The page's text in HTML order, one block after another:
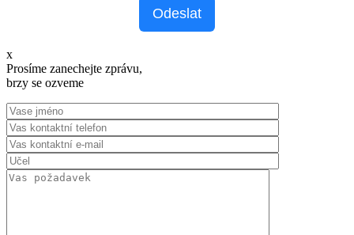
Odeslat
x
Prosíme zanechejte zprávu,
brzy se ozveme